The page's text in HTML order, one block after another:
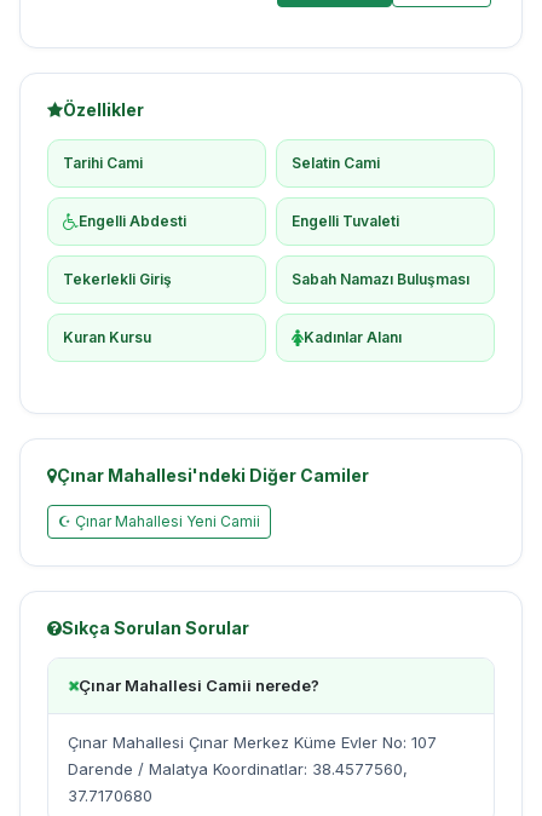
Özellikler
Tarihi Cami Selatin Cami
Engelli Abdesti Engelli Tuvaleti
Tekerlekli Giriş Sabah Namazı Buluşması
Kuran Kursu Kadınlar Alanı
Çınar Mahallesi'ndeki Diğer Camiler
☪ Çınar Mahallesi Yeni Camii
Sıkça Sorulan Sorular
Çınar Mahallesi Camii nerede?
Çınar Mahallesi Çınar Merkez Küme Evler No: 107
Darende / Malatya Koordinatlar: 38.4577560,
37.7170680